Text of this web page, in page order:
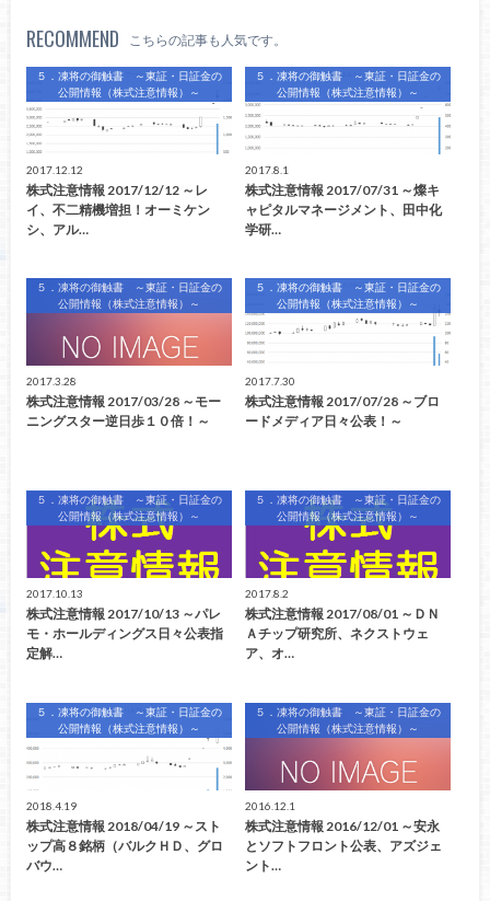
RECOMMEND こちらの記事も人気です。
５．凍将の御触書 ～東証・日証金の
公開情報（株式注意情報）～
2017.12.12
株式注意情報 2017/12/12 ～レ
イ、不二精機増担！オーミケン
シ、アル…
５．凍将の御触書 ～東証・日証金の
公開情報（株式注意情報）～
2017.8.1
株式注意情報 2017/07/31 ～燦キ
ャピタルマネージメント、田中化
学研…
５．凍将の御触書 ～東証・日証金の
公開情報（株式注意情報）～
2017.3.28
株式注意情報 2017/03/28 ～モー
ニングスター逆日歩１０倍！～
５．凍将の御触書 ～東証・日証金の
公開情報（株式注意情報）～
2017.7.30
株式注意情報 2017/07/28 ～ブロ
ードメディア日々公表！～
５．凍将の御触書 ～東証・日証金の
公開情報（株式注意情報）～
2017.10.13
株式注意情報 2017/10/13 ～パレ
モ・ホールディングス日々公表指
定解…
５．凍将の御触書 ～東証・日証金の
公開情報（株式注意情報）～
2017.8.2
株式注意情報 2017/08/01 ～ＤＮ
Ａチップ研究所、ネクストウェ
ア、オ…
５．凍将の御触書 ～東証・日証金の
公開情報（株式注意情報）～
2018.4.19
株式注意情報 2018/04/19 ～スト
ップ高８銘柄（バルクＨＤ、グロ
バウ…
５．凍将の御触書 ～東証・日証金の
公開情報（株式注意情報）～
2016.12.1
株式注意情報 2016/12/01 ～安永
とソフトフロント公表、アズジェ
ント…